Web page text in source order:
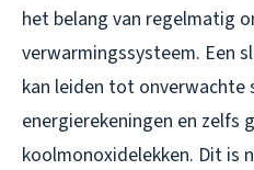
het belang van regelmatig
verwarmingssysteem. Een
kan leiden tot onverwachte
energierekeningen en zelfs
koolmonoxidelekken. Dit is